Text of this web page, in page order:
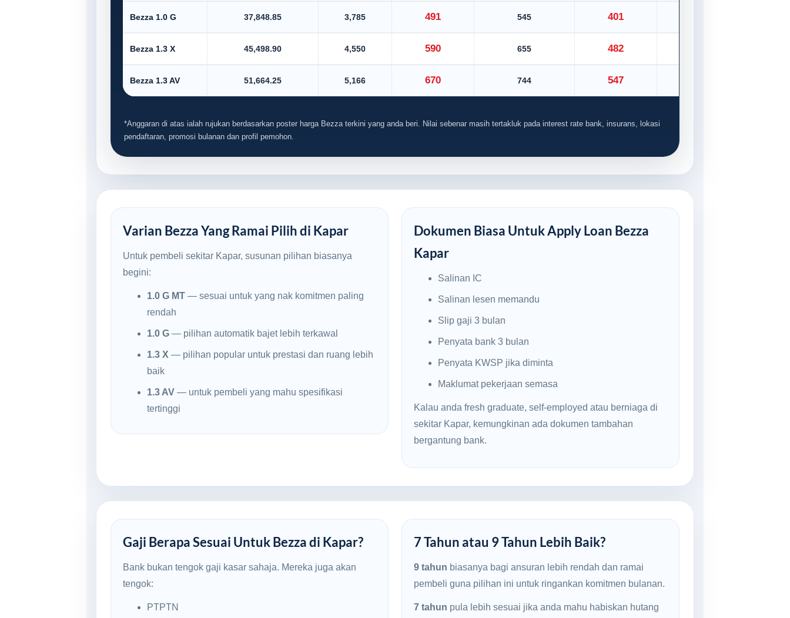
Bezza 1.0 G 37,848.85 3,785 491 545 401
Bezza 1.3 X 45,498.90 4,550 590 655 482
Bezza 1.3 AV 51,664.25 5,166 670 744 547
*Anggaran di atas ialah rujukan berdasarkan poster harga Bezza terkini yang anda beri. Nilai sebenar masih tertakluk pada interest rate bank, insurans, lokasi
pendaftaran, promosi bulanan dan profil pemohon.
Varian Bezza Yang Ramai Pilih di Kapar
Untuk pembeli sekitar Kapar, susunan pilihan biasanya
begini:
1.0 G MT— sesuai untuk yang nak komitmen paling
rendah
1.0 G— pilihan automatik bajet lebih terkawal
1.3 X — pilihan popular untuk prestasi dan ruang lebih
baik
1.3 AV— untuk pembeli yang mahu spesifikasi
tertinggi
Dokumen Biasa Untuk Apply Loan Bezza
Kapar
Salinan IC
Salinan lesen memandu
Slip gaji 3 bulan
Penyata bank 3 bulan
Penyata KWSP jika diminta
Maklumat pekerjaan semasa
Kalau anda fresh graduate, self-employed atau berniaga di
sekitar Kapar, kemungkinan ada dokumen tambahan
bergantung bank.
Gaji Berapa Sesuai Untuk Bezza di Kapar?
Bank bukan tengok gaji kasar sahaja. Mereka juga akan
tengok:
PTPTN
7 Tahun atau 9 Tahun Lebih Baik?
9 tahun biasanya bagi ansuran lebih rendah dan ramai
pembeli guna pilihan ini untuk ringankan komitmen bulanan.
7 tahun pula lebih sesuai jika anda mahu habiskan hutang